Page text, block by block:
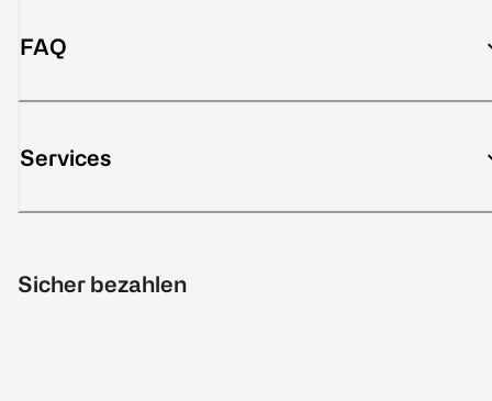
FAQ
Services
Sicher bezahlen